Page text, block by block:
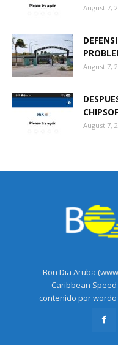
August 7,
August 7,
August 7,
Bon Dia Aruba
Caribbean
contenido por